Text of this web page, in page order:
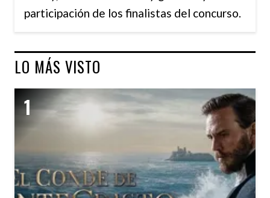
participación de los finalistas del concurso.
LO MÁS VISTO